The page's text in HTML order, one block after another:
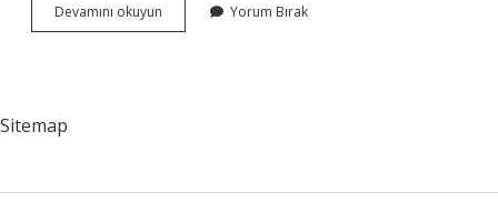
Devamını okuyun Kelebek
yumurtası
Yorum Bırak
Sitemap